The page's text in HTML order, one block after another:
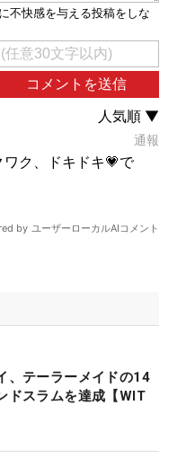
、テーラーメイドの14
ドスラムを達成【WIT